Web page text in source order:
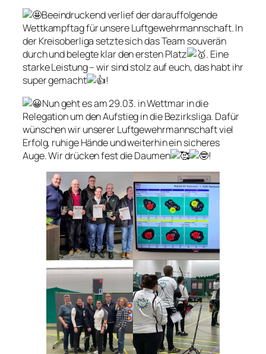
Beeindruckend verlief der darauffolgende
Wettkampftag für unsere Luftgewehrmannschaft. In
der Kreisoberliga setzte sich das Team souverän
durch und belegte klar den ersten Platz
. Eine
starke Leistung – wir sind stolz auf euch, das habt ihr
super gemacht
!
Nun geht es am 29.03. in Wettmar in die
Relegation um den Aufstieg in die Bezirksliga. Dafür
wünschen wir unserer Luftgewehrmannschaft viel
Erfolg, ruhige Hände und weiterhin ein sicheres
Auge. Wir drücken fest die Daumen
!